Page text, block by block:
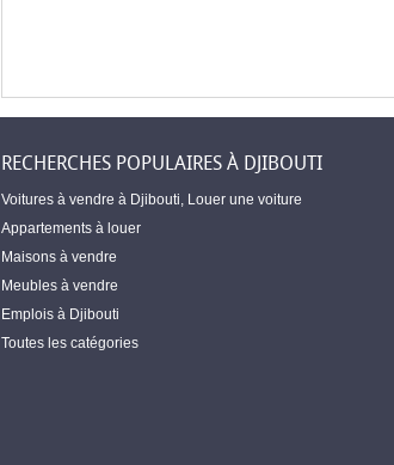
RECHERCHES POPULAIRES À DJIBOUTI
Voitures à vendre à Djibouti Louer une voiture
Appartements à louer
Maisons à vendre
Meubles à vendre
Emplois à Djibouti
Toutes les catégories